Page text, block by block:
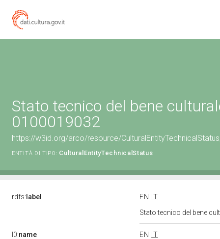
Stato tecnico del bene
0100019032
https://w3id.org/arco/resource/
ENTITÀ DI TIPO: CulturalEntityTechnicalStatus
rdfs: label EN
IT
Stato tecnico del bene
l0:name EN
IT